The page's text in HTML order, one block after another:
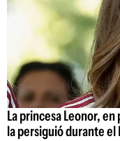
La princesa Leonor,
la persiguió durante el